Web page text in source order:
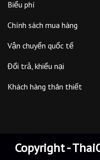
Biểu phí
Chính sách mua hàng
Vận chuyển quốc tế
Đổi trả, khiếu nại
Khách hàng thân thiết
Copyright -